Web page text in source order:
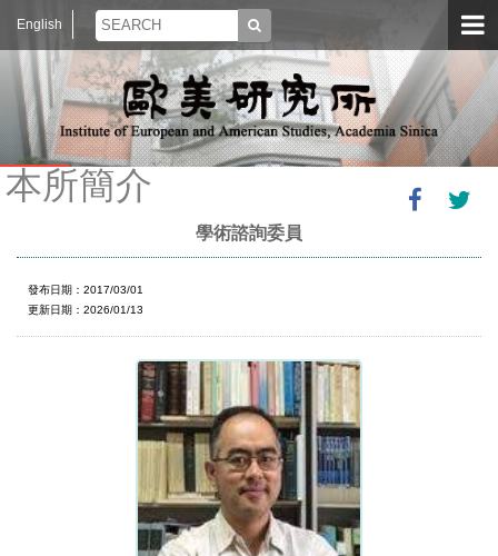
English
本所簡介
學術諮詢委員
發布日期：2017/03/01
更新日期：2026/01/13